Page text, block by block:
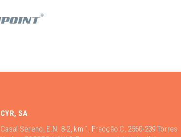
CYR, SA
Casal Sereno, E.N. 8-2, km 1, Fracção C, 2560-239 Torres